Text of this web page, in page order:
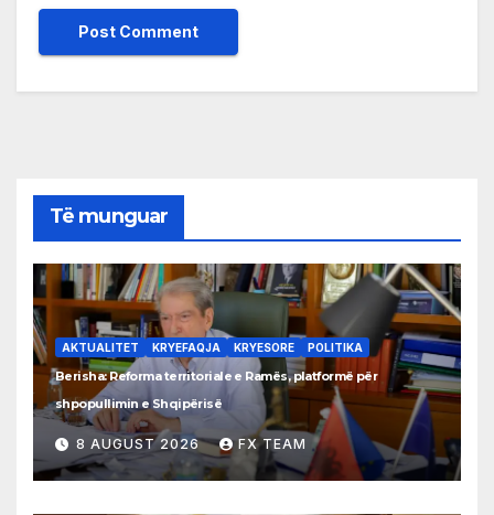
Të munguar
AKTUALITET KRYEFAQJA KRYESORE POLITIKA
Berisha: Reforma territoriale e Ramës, platformë për
shpopullimin e Shqipërisë
8 AUGUST 2026 FX TEAM